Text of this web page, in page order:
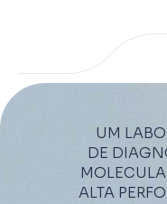
UM
DE
ALTA